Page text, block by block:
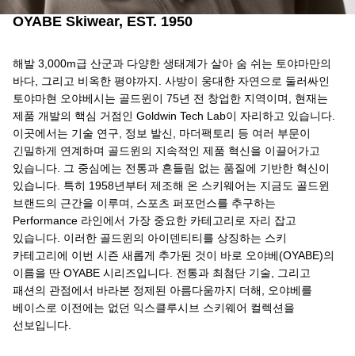
OYABE Skiwear, EST. 1950
해발 3,000m급 산군과 다양한 생태계가 살아 숨 쉬는 토야마만의
바다, 그리고 비옥한 평야까지. 사방이 웅대한 자연으로 둘러싸인
토야마현 오야베시는 골드윈이 75년 전 창업한 지역이며, 현재는
제품 개발의 핵심 거점인 Goldwin Tech Lab이 자리하고 있습니다.
이곳에서는 기술 연구, 정보 발신, 마더팩토리 등 여러 부문이
긴밀하게 연계하며 골드윈의 지속적인 제품 혁신을 이끌어가고
있습니다. 그 중심에는 전통과 흔들림 없는 품질에 기반한 혁신이
있습니다. 특히 1958년부터 제조해 온 스키웨어는 지금도 골드윈
브랜드의 근간을 이루며, 스포츠 퍼포먼스를 추구하는
Performance 라인에서 가장 중요한 카테고리로 자리 잡고
있습니다. 이러한 골드윈의 아이덴티티를 상징하는 스키
카테고리에 이번 시즌 새롭게 추가된 것이 바로 오야베(OYABE)의
이름을 딴 OYABE 시리즈입니다. 전통과 최첨단 기술, 그리고
패션의 관점에서 바라본 정제된 아름다움까지 더해, 오야베를
베이스로 이전에는 없던 익스클루시브 스키웨어 컬렉션을
선보입니다.